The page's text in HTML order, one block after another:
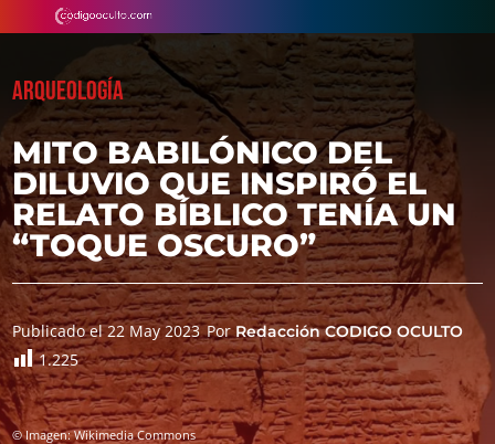
ARQUEOLOGÍA
MITO BABILÓNICO DEL
DILUVIO QUE INSPIRÓ EL
RELATO BÍBLICO TENÍA UN
“TOQUE OSCURO”
Publicado el 22 May 2023 PorRedacción CODIGO OCULTO
1.225
© Imagen: Wikimedia Commons